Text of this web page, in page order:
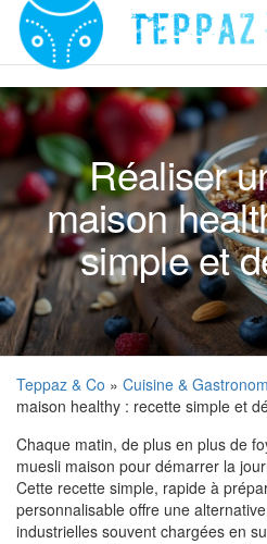
Skip
content
Réaliser
maison
simple et
Teppaz & Co » Cuisine &
maison healthy : recette simple et
Chaque matin, de plus en plus de
muesli maison pour démarrer la
Cette recette simple, rapide à
personnalisable offre une
industrielles souvent chargées en